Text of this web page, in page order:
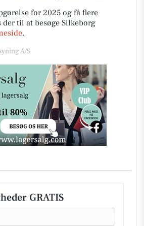
for 2025 og få flere
til at besøge Silkeborg
.
A/S
GRATIS